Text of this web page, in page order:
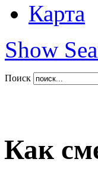
Карта
Show
Поиск
Как